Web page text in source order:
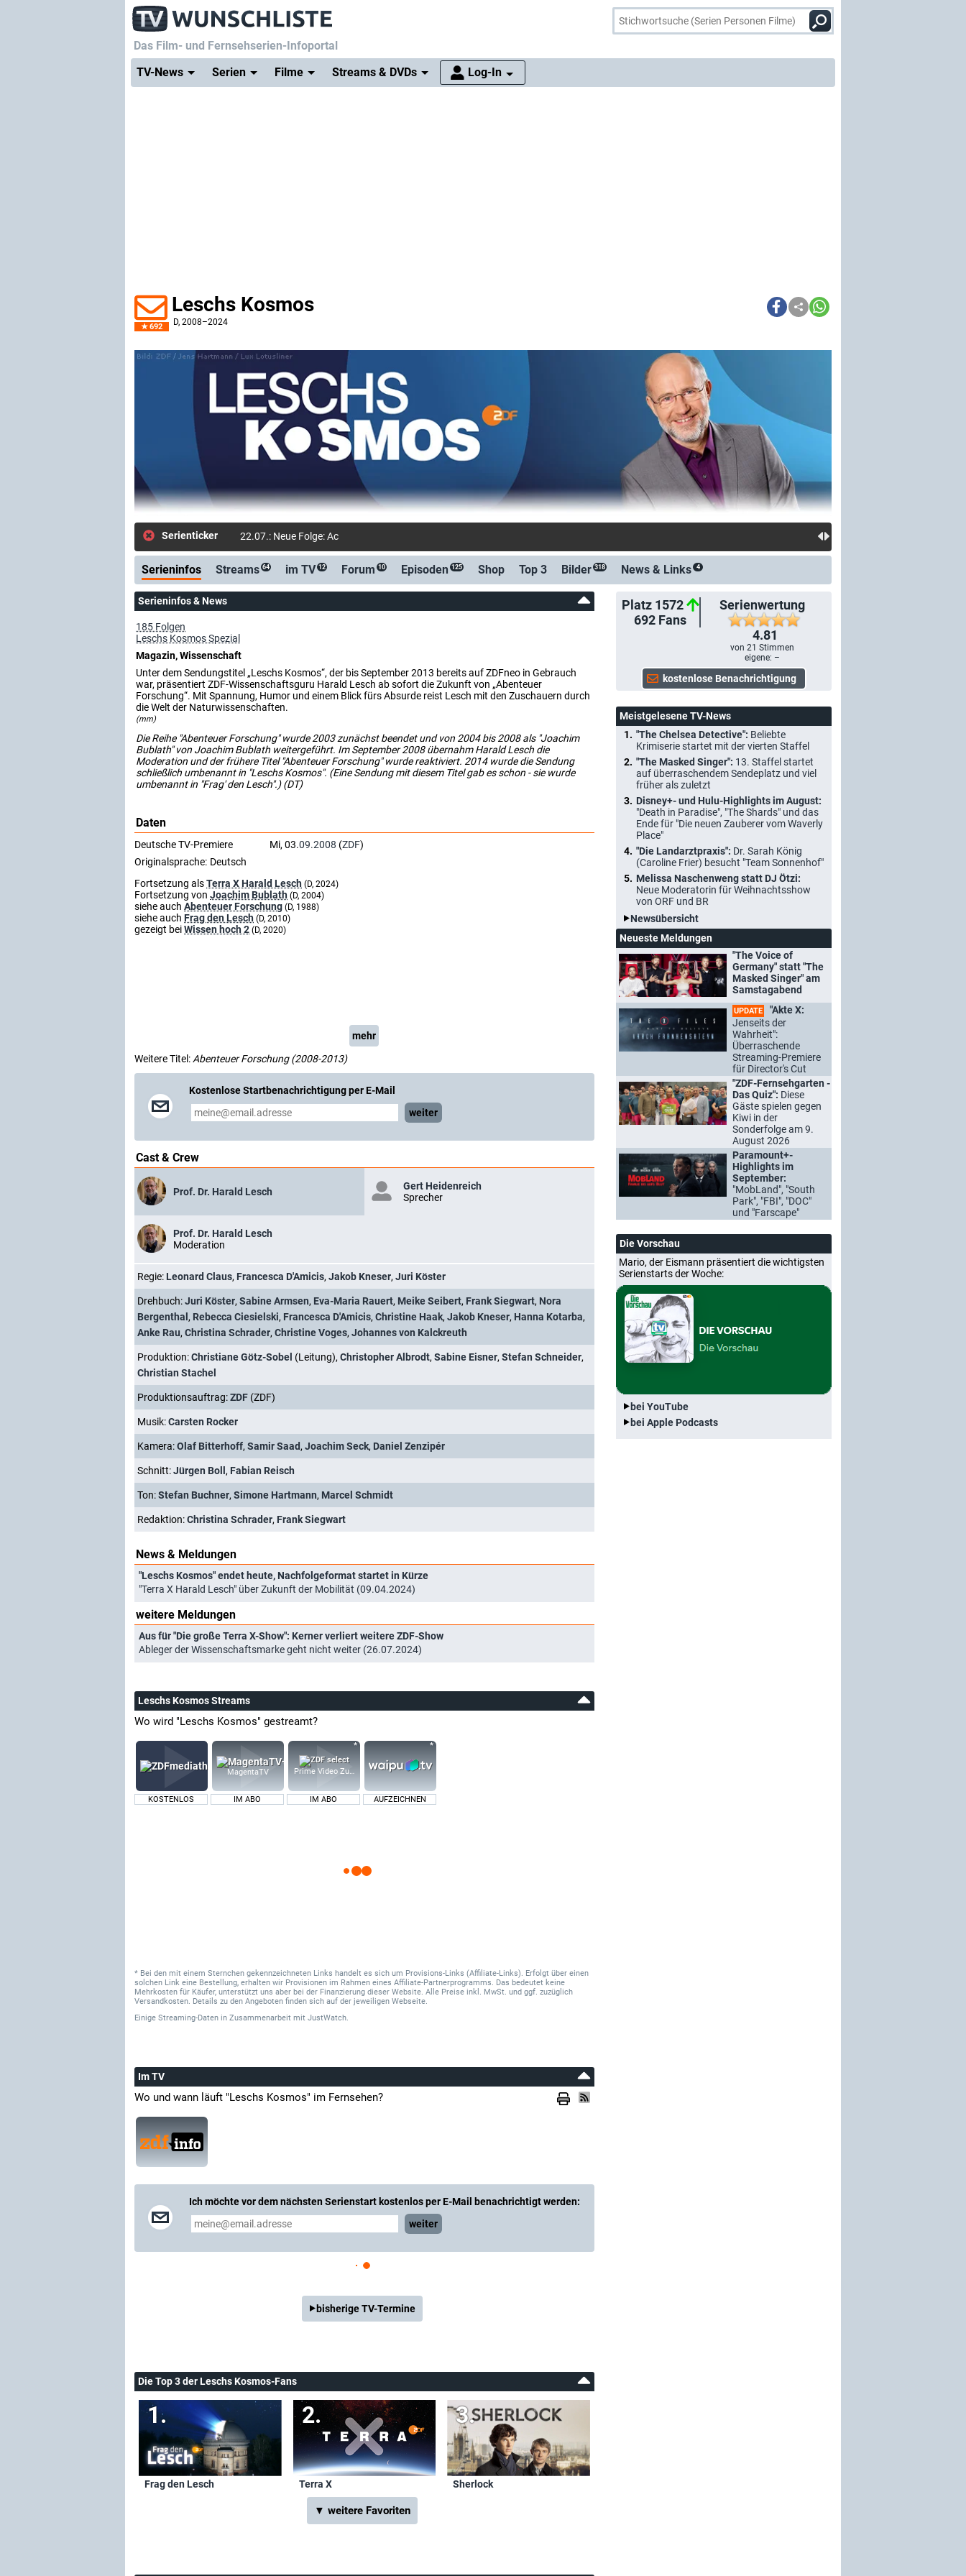
Das Film- und Fernsehserien-Infoportal
TV-News
Serien Filme Streams & DVDs Log-In
692
Leschs Kosmos
D, 2008–2024
Serienticker 22.07.: Neue Folge: Achtung, KI! Wie wird sich unser L
Serieninfos Streams 64 im TV 12 Forum 10 Episoden 125 Shop Top 3 Bilder 318 News & Links 4
Platz 1572
692 Fans
Serienwertung
4.81
von 21 Stimmen
eigene: –
Serieninfos & News
185 Folgen
Leschs Kosmos Spezial
Magazin, Wissenschaft
Unter dem Sendungstitel „Leschs Kosmos“, der bis September 2013 bereits auf ZDFneo in Gebrauch
war, präsentiert ZDF-Wissenschaftsguru Harald Lesch ab sofort die Zukunft von „Abenteuer
Forschung“. Mit Spannung, Humor und einem Blick fürs Absurde reist Lesch mit den Zuschauern durch
die Welt der Naturwissenschaften.
(mm)
Die Reihe "Abenteuer Forschung" wurde 2003 zunächst beendet und von 2004 bis 2008 als "Joachim
Bublath" von Joachim Bublath weitergeführt. Im September 2008 übernahm Harald Lesch die
Moderation und der frühere Titel "Abenteuer Forschung" wurde reaktiviert. 2014 wurde die Sendung
schließlich umbenannt in "Leschs Kosmos". (Eine Sendung mit diesem Titel gab es schon - sie wurde
umbenannt in "Frag' den Lesch".) (DT)
Daten
Deutsche TV-Premiere Mi, 03.09.2008 (ZDF)
Originalsprache: Deutsch
Fortsetzung alsTerra X Harald Lesch (D, 2024)
Fortsetzung von Joachim Bublath (D, 2004)
siehe auch Abenteuer Forschung (D, 1988)
siehe auch Frag den Lesch (D, 2010)
gezeigt beiWissen hoch 2 (D, 2020)
mehr
Weitere Titel: Abenteuer Forschung (2008-2013)
Kostenlose Startbenachrichtigung per E-Mail
weiter
Cast & Crew
Prof. Dr. Harald Lesch
Gert Heidenreich
Sprecher
Prof. Dr. Harald Lesch
Moderation
Regie: Leonard Claus, Francesca D'Amicis, Jakob Kneser, Juri Köster
Drehbuch:Juri Köster, Sabine Armsen, Eva-Maria Rauert, Meike Seibert, Frank Siegwart, Nora
Bergenthal , Rebecca Ciesielski, Francesca D'Amicis, Christine Haak, Jakob Kneser, Hanna Kotarba,
Anke Rau, Christina Schrader, Christine Voges, Johannes von Kalckreuth
Produktion:Christiane Götz-Sobel (Leitung), Christopher Albrodt, Sabine Eisner, Stefan Schneider,
Christian Stachel
Produktionsauftrag:ZDF (ZDF)
Musik:Carsten Rocker
Kamera:Olaf Bitterhoff, Samir Saad , Joachim Seck, Daniel Zenzipér
Schnitt:Jürgen Boll , Fabian Reisch
Ton:Stefan Buchner, Simone Hartmann, Marcel Schmidt
Redaktion:Christina Schrader, Frank Siegwart
News & Meldungen
"Leschs Kosmos" endet heute, Nachfolgeformat startet in Kürze
"Terra X Harald Lesch" über Zukunft der Mobilität (09.04.2024)
weitere Meldungen
Aus für "Die große Terra X-Show": Kerner verliert weitere ZDF-Show
Ableger der Wissenschaftsmarke geht nicht weiter (26.07.2024)
Leschs Kosmos Streams
Wo wird "Leschs Kosmos" gestreamt?
KOSTENLOS
MagentaTV
IM ABO
Prime Video Zusatz-Kanäle
IM ABO AUFZEICHNEN
* Bei den mit einem Sternchen gekennzeichneten Links handelt es sich um Provisions-Links (Affiliate-Links). Erfolgt über einen
solchen Link eine Bestellung, erhalten wir Provisionen im Rahmen eines Affiliate-Partnerprogramms. Das bedeutet keine
Mehrkosten für Käufer, unterstützt uns aber bei der Finanzierung dieser Website. Alle Preise inkl. MwSt. und ggf. zuzüglich
Versandkosten. Details zu den Angeboten finden sich auf der jeweiligen Webseite.
Einige Streaming-Daten in Zusammenarbeit mit JustWatch.
Im TV
Wo und wann läuft "Leschs Kosmos" im Fernsehen?
Ich möchte vor dem nächsten Serienstart kostenlos per E-Mail benachrichtigt werden:
weiter
bisherige TV-Termine
Die Top 3 der Leschs Kosmos-Fans
Frag den Lesch Terra X Sherlock
▼ weitere Favoriten
Meistgelesene TV-News
"The Chelsea Detective": Beliebte
Krimiserie startet mit der vierten Staffel
"The Masked Singer": 13. Staffel startet
auf überraschendem Sendeplatz und viel
früher als zuletzt
Disney+- und Hulu-Highlights im August:
"Death in Paradise", "The Shards" und das
Ende für "Die neuen Zauberer vom Waverly
Place"
"Die Landarztpraxis": Dr. Sarah König
(Caroline Frier) besucht "Team Sonnenhof"
Melissa Naschenweng statt DJ Ötzi:
Neue Moderatorin für Weihnachtsshow
von ORF und BR
Newsübersicht
Neueste Meldungen
"The Voice of
Germany" statt "The
Masked Singer" am
Samstagabend
UPDATE
"Akte X:
Jenseits der
Wahrheit":
Überraschende
Streaming-Premiere
für Director's Cut
"ZDF-Fernsehgarten -
Das Quiz": Diese
Gäste spielen gegen
Kiwi in der
Sonderfolge am 9.
August 2026
Paramount+-
Highlights im
September:
"MobLand", "South
Park", "FBI", "DOC"
und "Farscape"
Die Vorschau
Mario, der Eismann präsentiert die wichtigsten
Serienstarts der Woche:
bei YouTube
bei Apple Podcasts